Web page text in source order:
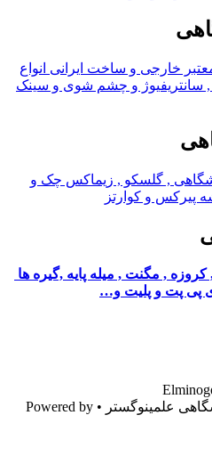
و ساخت ایرانی انواع
و چشم شوی و سینک
, زیماکس چک و
کوارتز
, میله پایه ,گیره ها
پلیت و…
• Powered by